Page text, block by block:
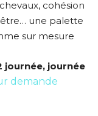
cohésion
une palette
sur mesure
journée, journée
demande